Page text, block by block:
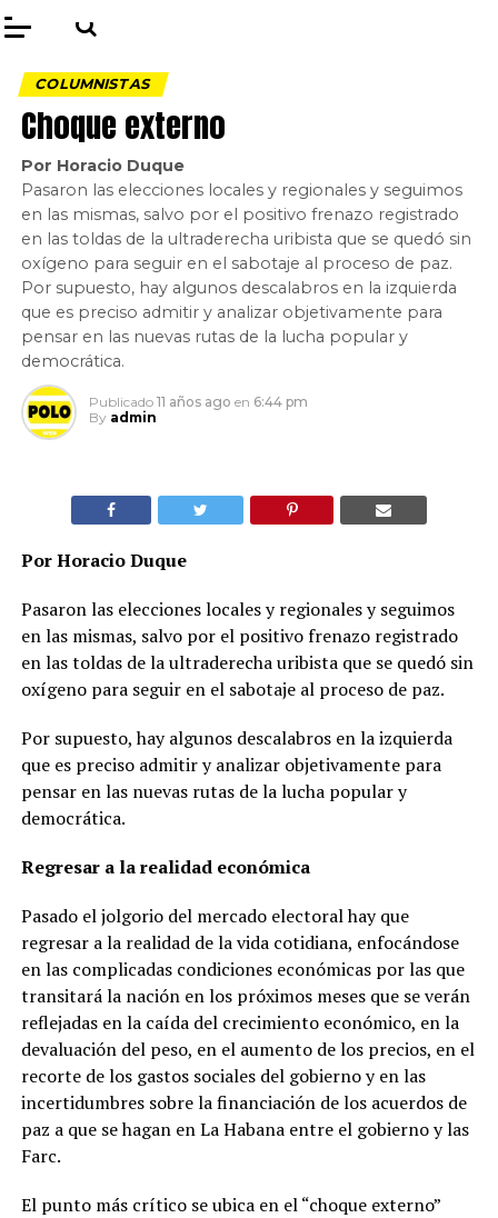
COLUMNISTAS
Choque externo
Por Horacio Duque
Pasaron las elecciones locales y regionales y seguimos
en las mismas, salvo por el positivo frenazo registrado
en las toldas de la ultraderecha uribista que se quedó sin
oxígeno para seguir en el sabotaje al proceso de paz.
Por supuesto, hay algunos descalabros en la izquierda
que es preciso admitir y analizar objetivamente para
pensar en las nuevas rutas de la lucha popular y
democrática.
Publicado 11 años ago en 6:44 pm
By admin
Por Horacio Duque
Pasaron las elecciones locales y regionales y seguimos
en las mismas, salvo por el positivo frenazo registrado
en las toldas de la ultraderecha uribista que se quedó sin
oxígeno para seguir en el sabotaje al proceso de paz.
Por supuesto, hay algunos descalabros en la izquierda
que es preciso admitir y analizar objetivamente para
pensar en las nuevas rutas de la lucha popular y
democrática.
Regresar a la realidad económica
Pasado el jolgorio del mercado electoral hay que
regresar a la realidad de la vida cotidiana, enfocándose
en las complicadas condiciones económicas por las que
transitará la nación en los próximos meses que se verán
reflejadas en la caída del crecimiento económico, en la
devaluación del peso, en el aumento de los precios, en el
recorte de los gastos sociales del gobierno y en las
incertidumbres sobre la financiación de los acuerdos de
paz a que se hagan en La Habana entre el gobierno y las
Farc.
El punto más crítico se ubica en el “choque externo”